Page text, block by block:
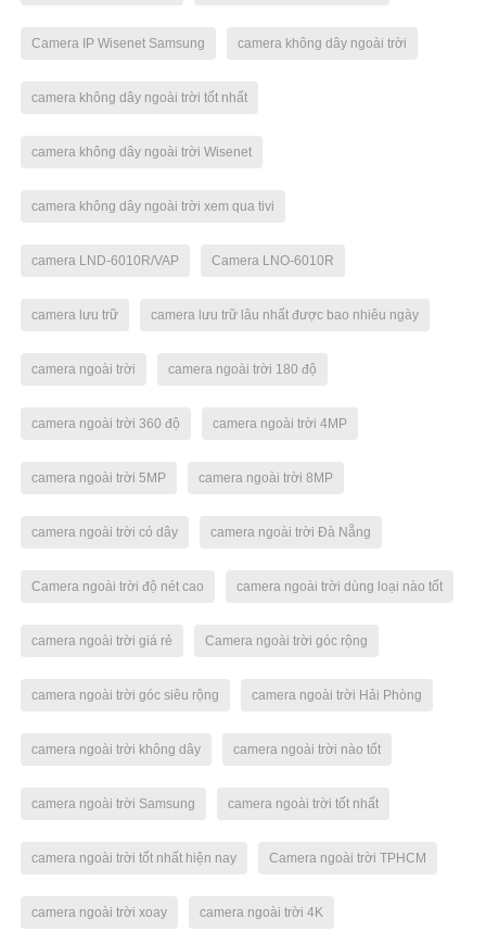
Camera IP Wisenet Samsung camera không dây ngoài trời
camera không dây ngoài trời tốt nhất
camera không dây ngoài trời Wisenet
camera không dây ngoài trời xem qua tivi
camera LND-6010R/VAP Camera LNO-6010R
camera lưu trữ camera lưu trữ lâu nhất được bao nhiêu ngày
camera ngoài trời camera ngoài trời 180 độ
camera ngoài trời 360 độ camera ngoài trời 4MP
camera ngoài trời 5MP camera ngoài trời 8MP
camera ngoài trời có dây camera ngoài trời Đà Nẵng
Camera ngoài trời độ nét cao camera ngoài trời dùng loại nào tốt
camera ngoài trời giá rẻ Camera ngoài trời góc rộng
camera ngoài trời góc siêu rộng camera ngoài trời Hải Phòng
camera ngoài trời không dây camera ngoài trời nào tốt
camera ngoài trời Samsung camera ngoài trời tốt nhất
camera ngoài trời tốt nhất hiện nay Camera ngoài trời TPHCM
camera ngoài trời xoay camera ngoài trời 4K